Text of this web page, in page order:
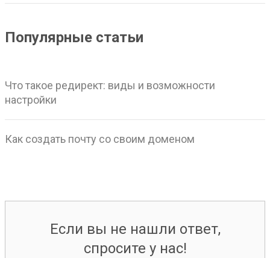
Популярные статьи
Что такое редирект: виды и возможности
настройки
Как создать почту со своим доменом
Если вы не нашли ответ,
спросите у нас!